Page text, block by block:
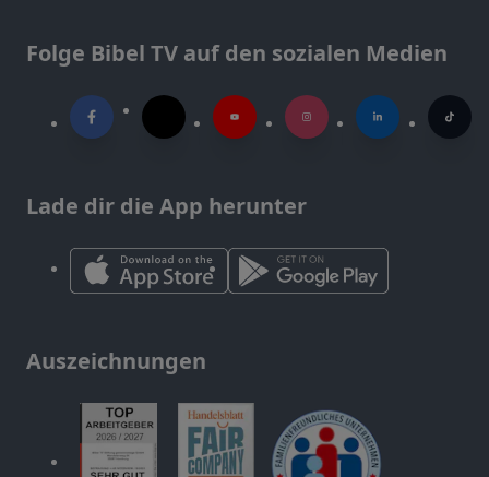
Folge Bibel TV auf den sozialen Medien
Lade dir die App herunter
Auszeichnungen